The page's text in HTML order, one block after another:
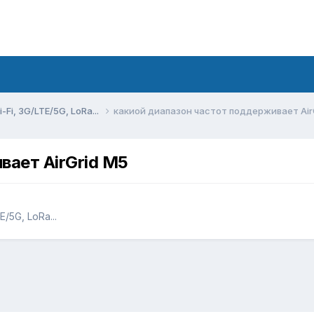
3G/LTE/5G, LoRa... какиой диапазон частот поддерживает
AirGrid M5
5G, LoRa...